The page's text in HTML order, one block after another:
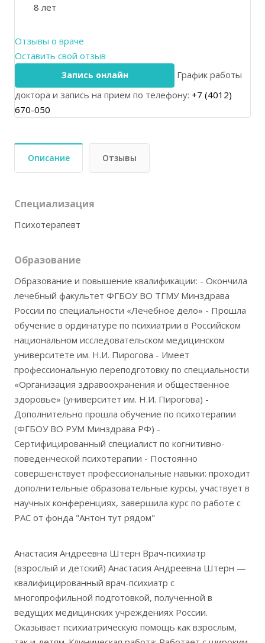
8 лет
Отзывы о враче
Оставить свой отзыв
Запись онлайн
График работы
доктора и запись на прием по телефону: +7 (4012)
670-050
Описание Отзывы
Специализация
Психотерапевт
Образование
Образование и повышение квалификации: - Окончила
лечебный факультет ФГБОУ ВО ТГМУ Минздрава
России по специальности «Лечебное дело» - Прошла
обучение в ординатуре по психиатрии в Российском
национальном исследовательском медицинском
университете им. Н.И. Пирогова - Имеет
профессиональную переподготовку по специальности
«Организация здравоохранения и общественное
здоровье» (университет им. Н.И. Пирогова) -
Дополнительно прошла обучение по психотерапии
(ФГБОУ ВО РУМ Минздрава РФ) -
Сертифицированный специалист по когнитивно-
поведенческой психотерапии - Постоянно
совершенствует профессиональные навыки: проходит
дополнительные образовательные курсы, участвует в
научных конференциях, завершила курс по работе с
РАС от фонда "Антон тут рядом"
Анастасия Андреевна Штерн Врач-психиатр
(взрослый и детский) Анастасия Андреевна Штерн —
квалифицированный врач-психиатр с
многопрофильной подготовкой, полученной в
ведущих медицинских учреждениях России.
Оказывает психиатрическую помощь как взрослым,